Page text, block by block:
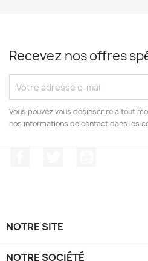
Recevez nos offres
Vous pouvez vous désinscrire à tout
nos informations de contact dans les
NOTRE SITE
NOTRE SOCIÉTÉ